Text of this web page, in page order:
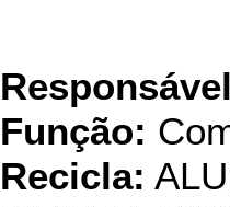
Função:
Recicla: